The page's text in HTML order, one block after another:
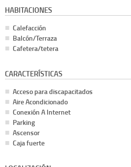
HABITACIONES
Calefacción
Balcón/Terraza
Cafetera/tetera
CARACTERÍSTICAS
Acceso para discapacitados
Aire Acondicionado
Conexión A Internet
Parking
Ascensor
Caja fuerte